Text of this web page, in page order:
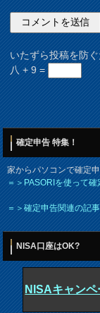
いたずら投稿を防
八 + 9 =
確定申告 特集！
家からパソコンで確定
＝＞PASORIを使って確
＝＞確定申告関連の記
NISA口座はOK?
NISAキャン